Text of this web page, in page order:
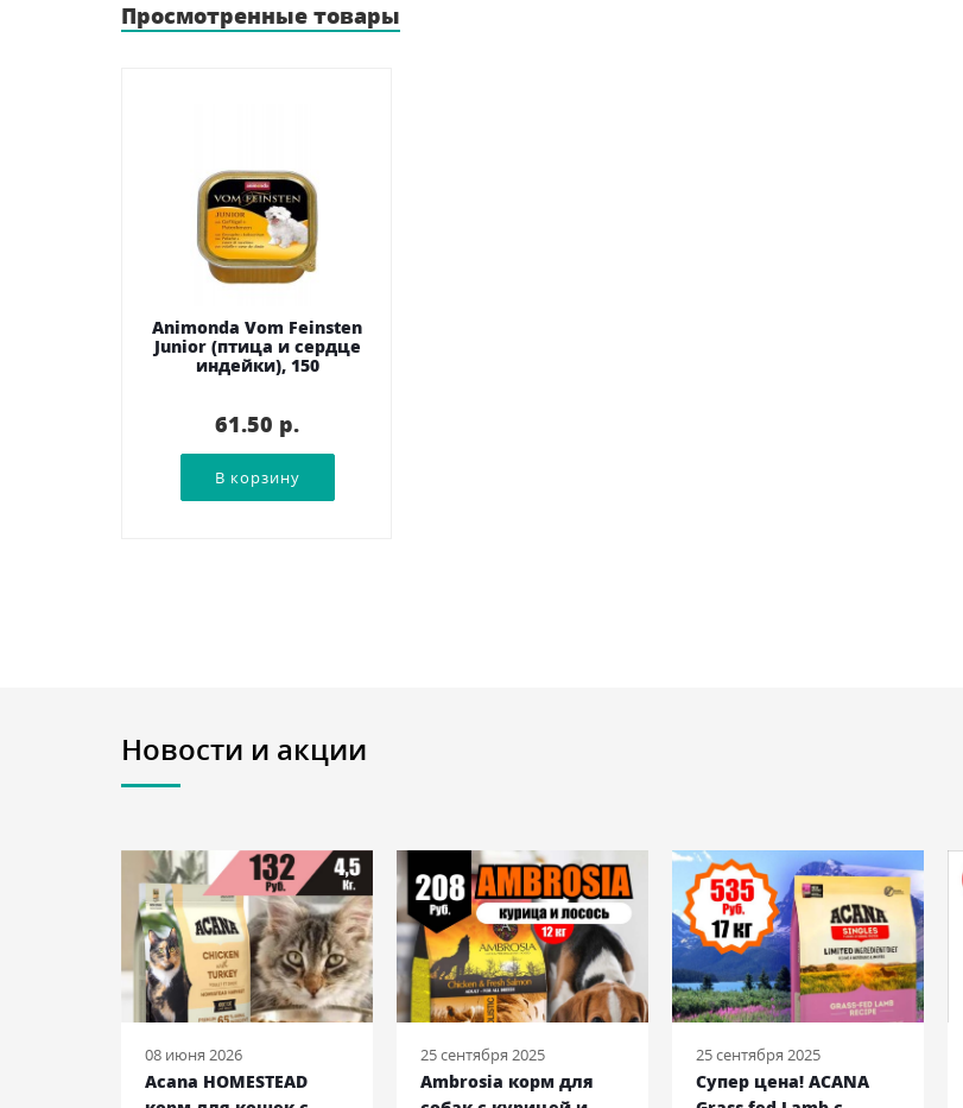
Просмотренные товары
Animonda Vom Feinsten
Junior (птица и сердце
индейки), 150
61.50 p.
Новости и акции
08 июня 2026
Acana HOMESTEAD
25 сентября 2025
Ambrosia корм для
25 сентября 2025
Супер цена! ACANA